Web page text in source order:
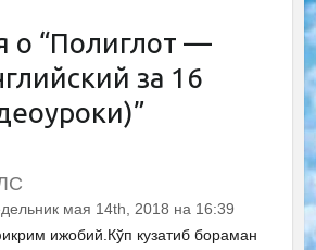
о “Полиглот —
за 16
”
мая 14th, 2018 на 16:39
ижобий.Кўп кузатиб бораман